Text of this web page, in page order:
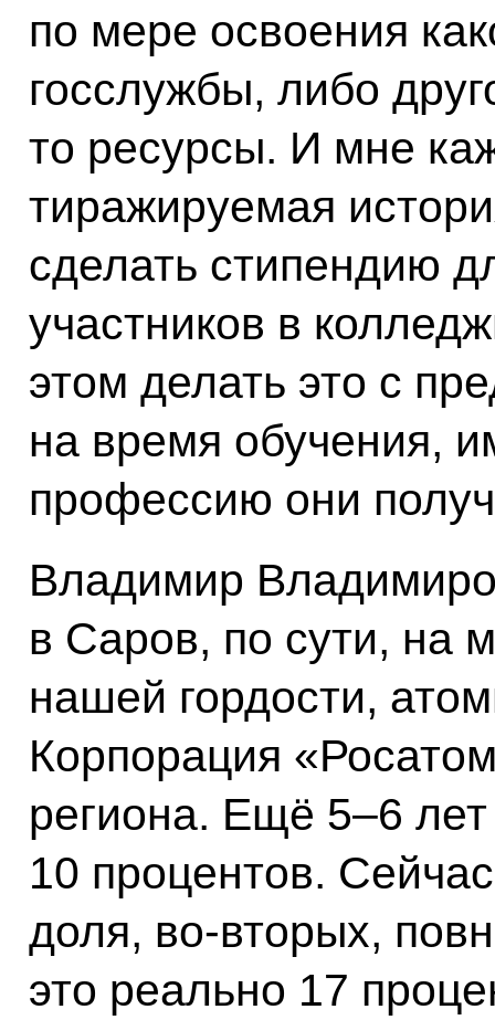
по мере освоения
госслужбы, либо
то ресурсы. И мне
тиражируемая
сделать стипендию
участников в
этом делать это с
на время обучения,
профессию они
Владимир
в Саров, по сути, на
нашей гордости,
Корпорация
региона. Ещё 5–6
10 процентов.
доля, во-вторых,
это реально 17